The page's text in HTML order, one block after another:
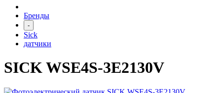
Бренды
-
Sick
датчики
SICK WSE4S-3E2130V